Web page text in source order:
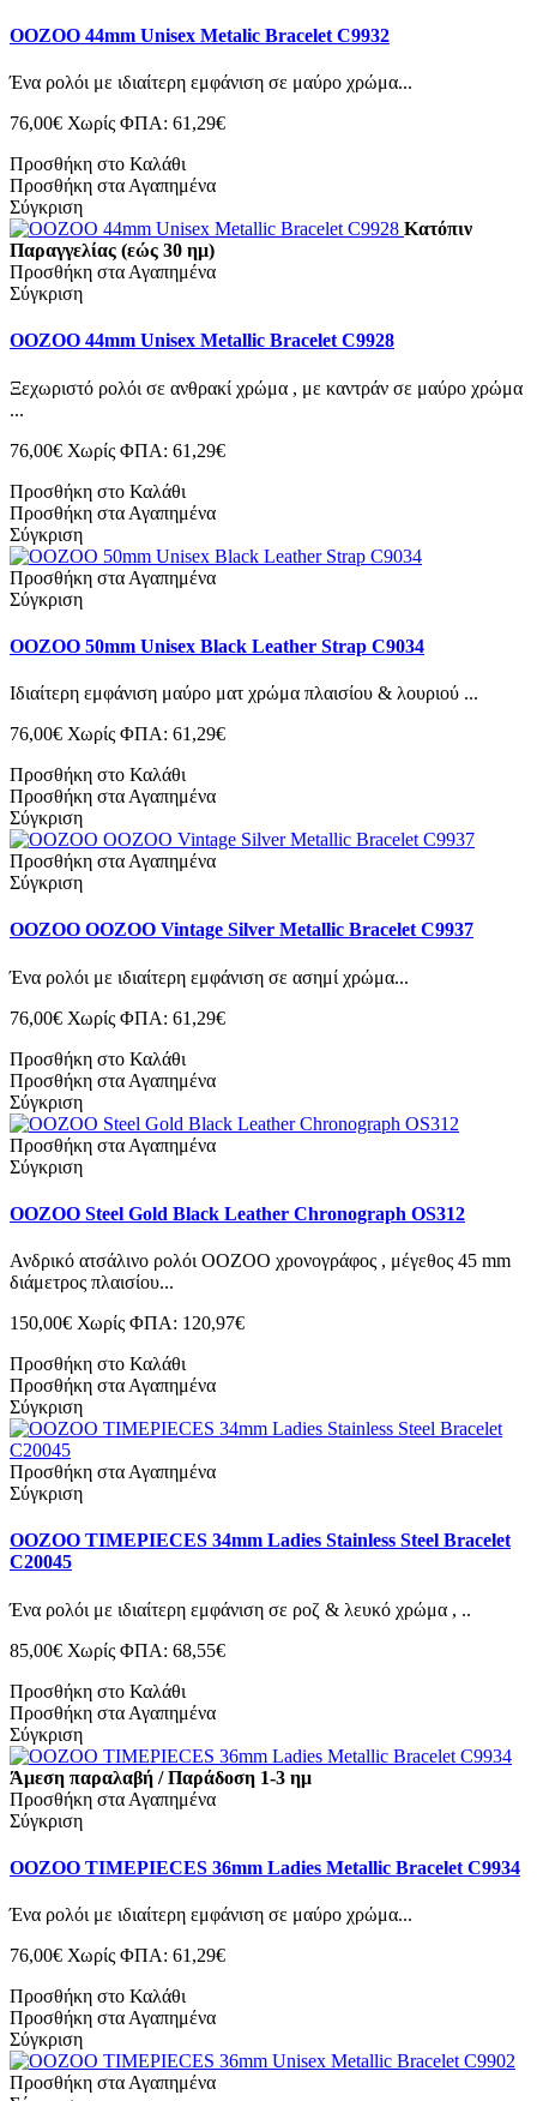
OOZOO 44mm Unisex Metalic Bracelet C9932
Ένα ρολόι με ιδιαίτερη εμφάνιση σε μαύρο χρώμα...
76,00€ Χωρίς ΦΠΑ: 61,29€
Προσθήκη στο Καλάθι
Προσθήκη στα Αγαπημένα
Σύγκριση
Κατόπιν
Παραγγελίας (εώς 30 ημ)
Προσθήκη στα Αγαπημένα
Σύγκριση
OOZOO 44mm Unisex Metallic Bracelet C9928
Ξεχωριστό ρολόι σε ανθρακί χρώμα , με καντράν σε μαύρο χρώμα
...
76,00€ Χωρίς ΦΠΑ: 61,29€
Προσθήκη στο Καλάθι
Προσθήκη στα Αγαπημένα
Σύγκριση
Προσθήκη στα Αγαπημένα
Σύγκριση
OOZOO 50mm Unisex Black Leather Strap C9034
Ιδιαίτερη εμφάνιση μαύρο ματ χρώμα πλαισίου & λουριού ...
76,00€ Χωρίς ΦΠΑ: 61,29€
Προσθήκη στο Καλάθι
Προσθήκη στα Αγαπημένα
Σύγκριση
Προσθήκη στα Αγαπημένα
Σύγκριση
OOZOO OOZOO Vintage Silver Metallic Bracelet C9937
Ένα ρολόι με ιδιαίτερη εμφάνιση σε ασημί χρώμα...
76,00€ Χωρίς ΦΠΑ: 61,29€
Προσθήκη στο Καλάθι
Προσθήκη στα Αγαπημένα
Σύγκριση
Προσθήκη στα Αγαπημένα
Σύγκριση
OOZOO Steel Gold Black Leather Chronograph OS312
Ανδρικό ατσάλινο ρολόι OOZOO χρονογράφος , μέγεθος 45 mm
διάμετρος πλαισίου...
150,00€ Χωρίς ΦΠΑ: 120,97€
Προσθήκη στο Καλάθι
Προσθήκη στα Αγαπημένα
Σύγκριση
Προσθήκη στα Αγαπημένα
Σύγκριση
OOZOO TIMEPIECES 34mm Ladies Stainless Steel Bracelet
C20045
Ένα ρολόι με ιδιαίτερη εμφάνιση σε ροζ & λευκό χρώμα , ..
85,00€ Χωρίς ΦΠΑ: 68,55€
Προσθήκη στο Καλάθι
Προσθήκη στα Αγαπημένα
Σύγκριση
Άμεση παραλαβή / Παράδοση 1-3 ημ
Προσθήκη στα Αγαπημένα
Σύγκριση
OOZOO TIMEPIECES 36mm Ladies Metallic Bracelet C9934
Ένα ρολόι με ιδιαίτερη εμφάνιση σε μαύρο χρώμα...
76,00€ Χωρίς ΦΠΑ: 61,29€
Προσθήκη στο Καλάθι
Προσθήκη στα Αγαπημένα
Σύγκριση
Προσθήκη στα Αγαπημένα